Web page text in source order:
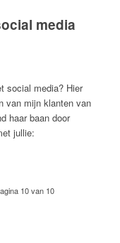
media
social media? Hier
van mijn klanten van
haar baan door
jullie:
10 van 10